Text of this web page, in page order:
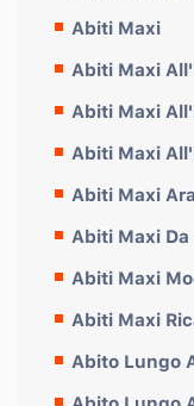
Abiti Maxi
Abiti Maxi
Abiti Maxi
Abiti Maxi
Abiti Maxi
Abiti Maxi
Abiti Maxi
Abiti Maxi
Abito Lungo